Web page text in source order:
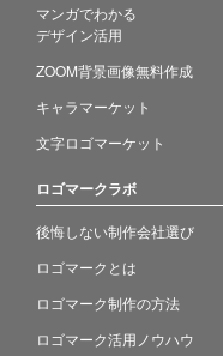
マンガでわかる
デザイン活用
ZOOM背景画像無料作成
キャラマーケット
文字ロゴマーケット
ロゴマークラボ
後悔しない制作会社選び
ロゴマークとは
ロゴマーク制作の方法
ロゴマーク活用ノウハウ